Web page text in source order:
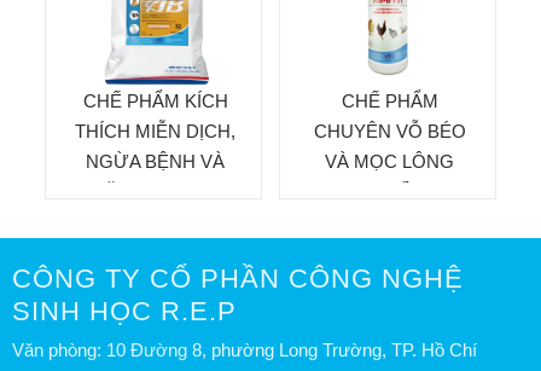
CHẾ PHẨM KÍCH
THÍCH MIỄN DỊCH,
NGỪA BỆNH VÀ
CHẾ PHẨM
CHUYÊN VỖ BÉO
VÀ MỌC LÔNG
CÔNG TY CỔ PHẦN CÔNG NGHỆ
SINH HỌC R.E.P
Văn phòng: 10 Đường 8, phường Long Trường, TP. Hồ Chí